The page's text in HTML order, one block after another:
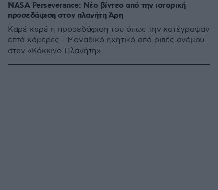
NASA Perseverance: Νέο βίντεο από την ιστορική
προσεδάφιση στον πλανήτη Άρη
Καρέ καρέ η προσεδάφιση του όπως την κατέγραψαν
επτά κάμερες - Μοναδικό ηχητικό από ριπές ανέμου
στον «Κόκκινο Πλανήτη»